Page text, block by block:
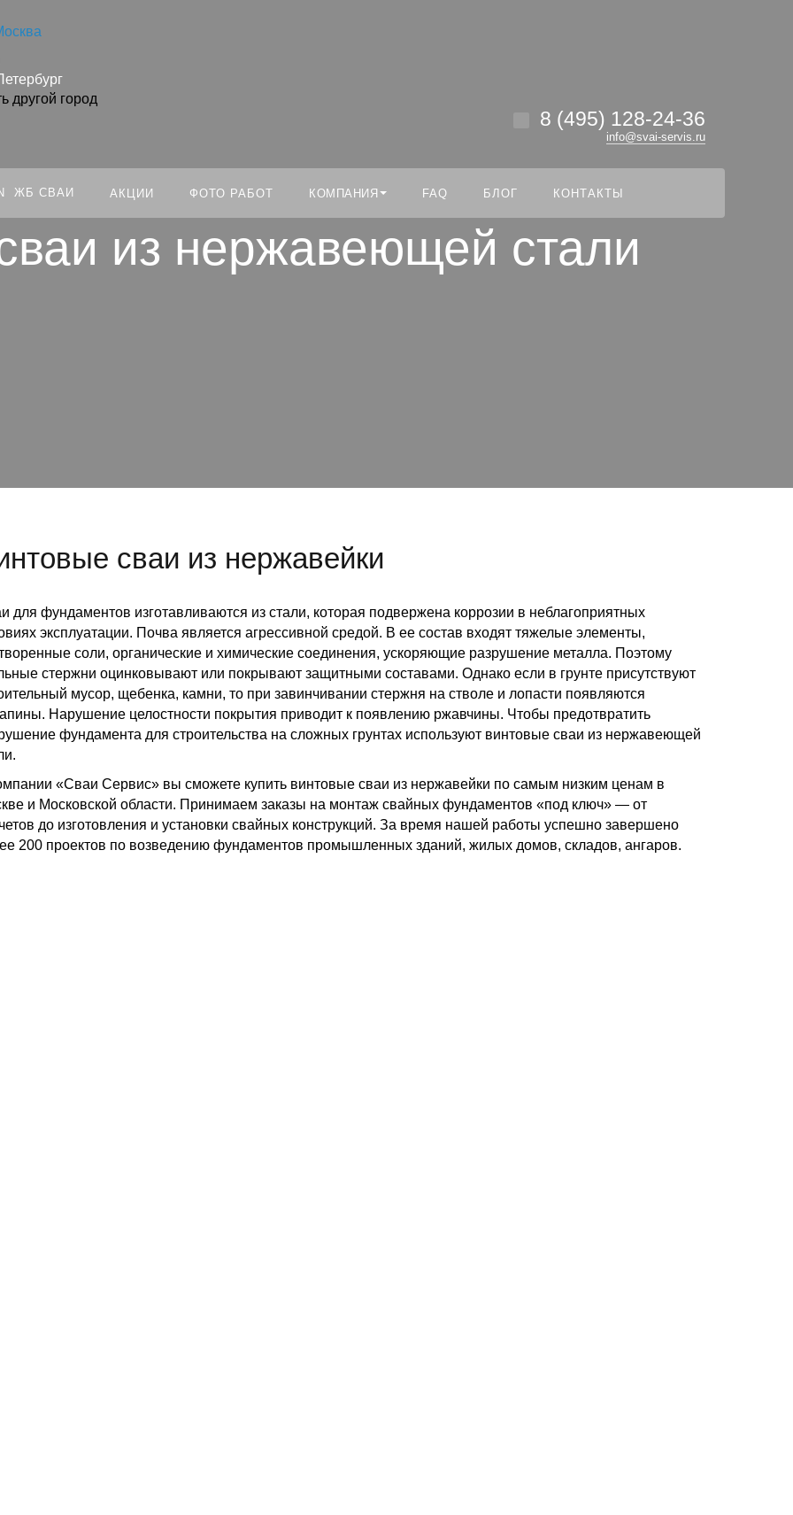
другой город
8 (495) 128-24-36
info@svai-servis.ru
ЖБ СВАИ АКЦИИ ФОТО РАБОТ КОМПАНИЯ FAQ БЛОГ КОНТАКТЫ
из нержавеющей стали
сваи из нержавейки
для фундаментов изготавливаются из стали, которая подвержена коррозии в неблагоприятных
эксплуатации. Почва является агрессивной средой. В ее состав входят тяжелые элементы,
соли, органические и химические соединения, ускоряющие разрушение металла. Поэтому
стержни оцинковывают или покрывают защитными составами. Однако если в грунте присутствуют
мусор, щебенка, камни, то при завинчивании стержня на стволе и лопасти появляются
Нарушение целостности покрытия приводит к появлению ржавчины. Чтобы предотвратить
фундамента для строительства на сложных грунтах используют винтовые сваи из нержавеющей
«Сваи Сервис» вы сможете купить винтовые сваи из нержавейки по самым низким ценам в
и Московской области. Принимаем заказы на монтаж свайных фундаментов «под ключ» — от
до изготовления и установки свайных конструкций. За время нашей работы успешно завершено
200 проектов по возведению фундаментов промышленных зданий, жилых домов, складов, ангаров.